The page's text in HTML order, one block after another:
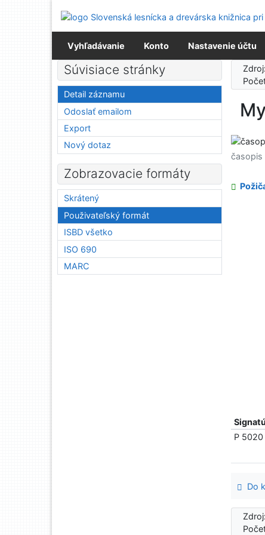
Prejsť na menu
Prehlásenie o webovej prístupnosti
Vyhľadávanie Konto Nastavenie účtu
časopis
P 5020
Do
Súvisiace stránky
Detail záznamu
Odoslať emailom
Export
Nový dotaz
Zobrazovacie formáty
Skrátený
Použivateľský formát
ISBD všetko
ISO 690
MARC